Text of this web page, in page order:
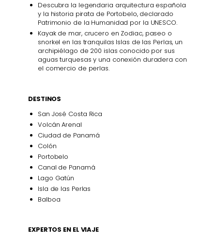
Descubra la legendaria arquitectura española
y la historia pirata de Portobelo, declarado
Patrimonio de la Humanidad por la UNESCO.
Kayak de mar, crucero en Zodiac, paseo o
snorkel en las tranquilas Islas de las Perlas, un
archipiélago de 200 islas conocido por sus
aguas turquesas y una conexión duradera con
el comercio de perlas.
DESTINOS
San José Costa Rica
Volcán Arenal
Ciudad de Panamá
Colón
Portobelo
Canal de Panamá
Lago Gatún
Isla de las Perlas
Balboa
EXPERTOS EN EL VIAJE